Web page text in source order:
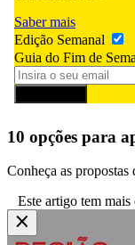
Saber mais
Edição Semanal
Guia do Fim de
10 opções para
Conheça as
Este artigo tem mais